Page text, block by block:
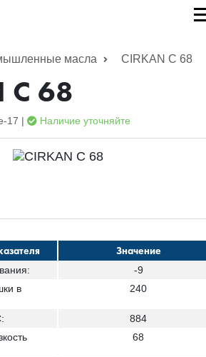
масла CIRKAN C 68
C 68
17 | Наличие уточняйте
Значение
-9
в
240
884
68